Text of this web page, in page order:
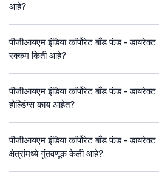
आहे?
पीजीआयएम इंडिया कॉर्पोरेट बाँड फंड -
रक्कम किती आहे?
पीजीआयएम इंडिया कॉर्पोरेट बाँड फंड -
होल्डिंग्स काय आहेत?
पीजीआयएम इंडिया कॉर्पोरेट बाँड फंड -
क्षेत्रांमध्ये गुंतवणूक केली आहे?